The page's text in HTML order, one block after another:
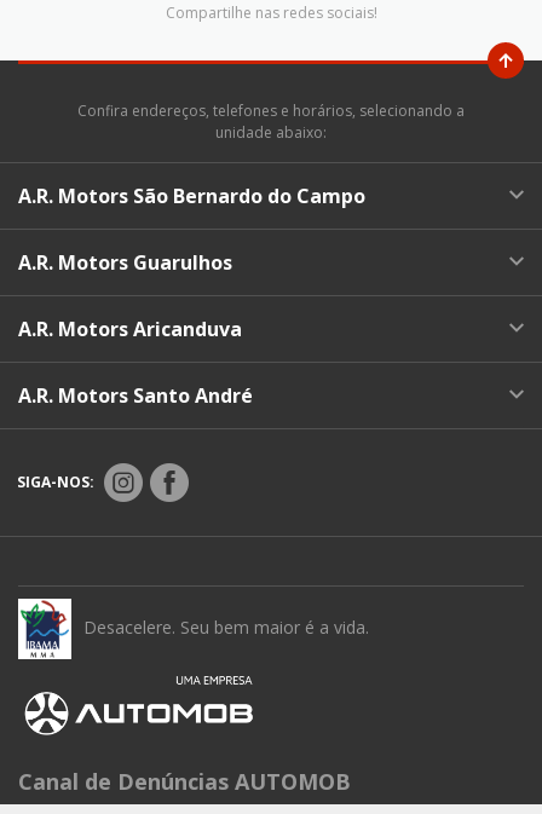
Compartilhe nas redes sociais!
Confira endereços, telefones e horários, selecionando a
unidade abaixo:
A.R. Motors São Bernardo do Campo
A.R. Motors Guarulhos
A.R. Motors Aricanduva
A.R. Motors Santo André
SIGA-NOS:
Desacelere. Seu bem maior é a vida.
Canal de Denúncias AUTOMOB